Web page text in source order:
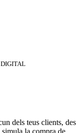
dels teus clients, des